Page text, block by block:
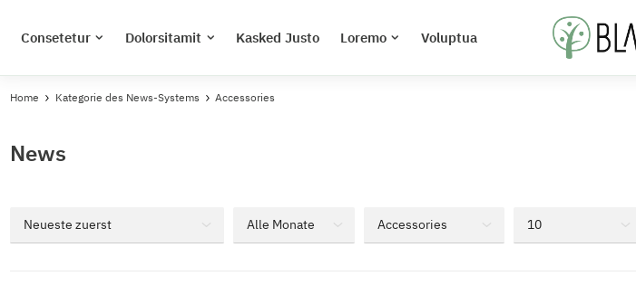
Consetetur Dolorsitamit Kasked Justo Loremo Voluptua
Home Kategorie des News-Systems Accessories
News